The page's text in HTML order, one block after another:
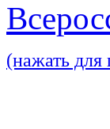
(нажать для